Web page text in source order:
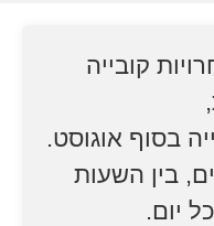
קובייה
בסוף אוגוסט.
תחרות 3 ימים, בין השעות